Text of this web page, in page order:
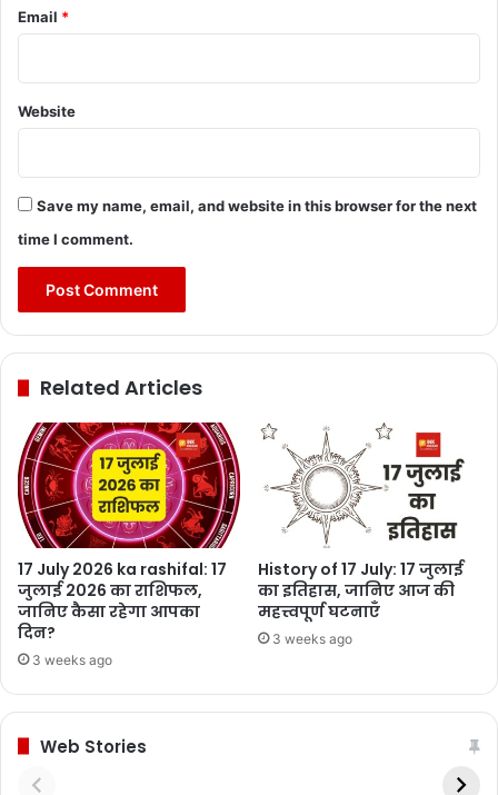
Email *
Website
Save my name, email, and website in this browser for the next
time I comment.
Related Articles
17 July 2026 ka rashifal: 17
जुलाई 2026 का राशिफल,
जानिए कैसा रहेगा आपका
दिन?
3 weeks ago
History of 17 July: 17 जुलाई
का इतिहास, जानिए आज की
महत्त्वपूर्ण घटनाएँ
3 weeks ago
Web Stories